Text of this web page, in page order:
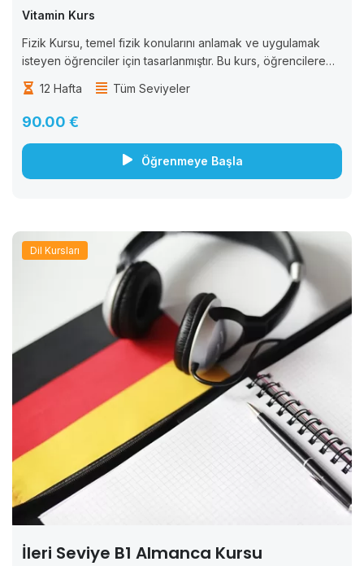
Vitamin Kurs
Fizik Kursu, temel fizik konularını anlamak ve uygulamak
isteyen öğrenciler için tasarlanmıştır. Bu kurs, öğrencilere
fizik bilimine giriş yaparak, temel fizik prensiplerini ve
kavramlarını anlamalarını sağlar. Kurs boyunca, öğrencilere
fiziksel...
12 Hafta Tüm Seviyeler
90.00 €
Öğrenmeye Başla
Dil Kursları
İleri Seviye B1 Almanca Kursu